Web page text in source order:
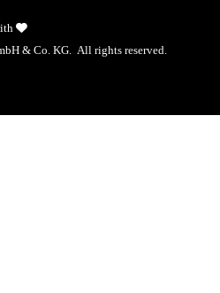
& Co. KG.
All rights reserved.